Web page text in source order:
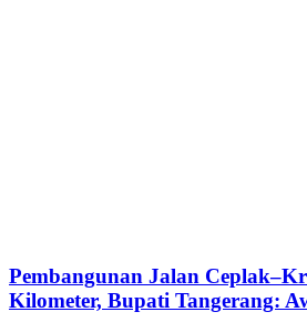
Pembangunan Jalan
Kilometer, Bupati Tangerang: